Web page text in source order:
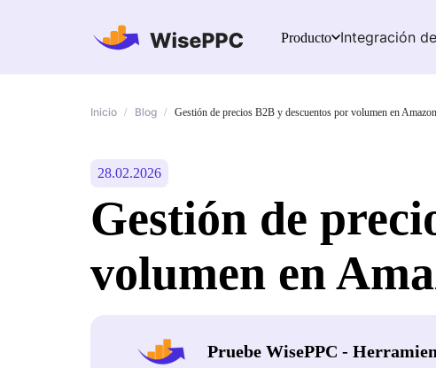
Producto Integración
Inicio / Blog / Gestión de precios B2B y descuentos por volumen en
28.02.2026
Gestión de
volumen en
Pruebe WisePPC -